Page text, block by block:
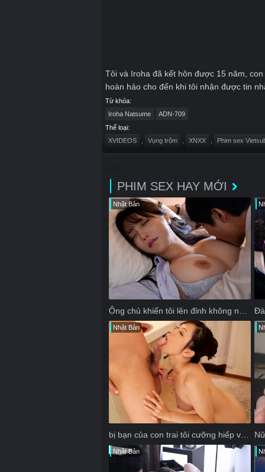
Tôi và Iroha đã kết hôn được 15 năm,
hoàn hảo cho đến khi tôi nhận được tin
Nghĩ lại thì từ lần Iroha đi họp lớp về, cô
thoại của vợ thì phát hiện trong ứng
tránh thai, và có rất nhiều viên đã được
À có một lần cô ấy chủ động gạ tôi, tôi
những con số còn lại. Giờ thì tôi đã hiểu,
Từ khóa:
Iroha Natsume
ADN-709
Thể loại:
XVIDEOS
Vụng trộm XNXX Phim sex
PHIM SEX HAY MỚI
Nhật Bản
Ông chủ khiến tôi lên đỉnh không ngừng khi đang ngủ
Nhật Bản
Nhật Bản